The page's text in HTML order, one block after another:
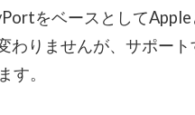
をベースとして
わりませんが、サポー
す。